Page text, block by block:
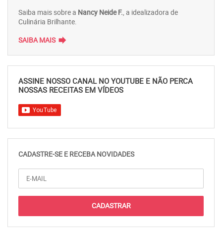
Saiba mais sobre a Nancy Neide F., a idealizadora de
Culinária Brilhante.
SAIBA MAIS forward
ASSINE NOSSO CANAL NO YOUTUBE E NÃO PERCA
NOSSAS RECEITAS EM VÍDEOS
CADASTRE-SE E RECEBA NOVIDADES